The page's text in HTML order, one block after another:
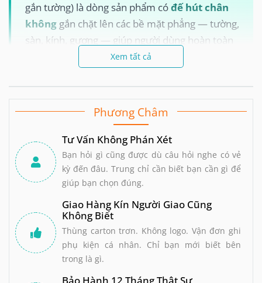
gắn tường) là dòng sản phẩm cóđế hút chân
không gắn chặt lên các bề mặt phẳng — tường,
sàn, kính, gương — giúp người dùng hoàn toàn
, tự do thay đổi tư thế mà không cần
play hands-free, cặp đôi và cộng đồng LGBT+.
TrungDoChoi cung cấp đầy đủ từ loại cơ bản
đến rung thụt tỏa nhiệt cao cấp —
giao kín đáo, tư vấn 0938.771.533
Dùng được trong tắm
Chính hãng
0938.771.533
Xem tất cả
Phương Châm
Tư Vấn Không Phán Xét
Bạn hỏi gì cũng được dù câu hỏi nghe có vẻ
kỳ đến đâu. Trung chỉ cần biết bạn cần gì để
giúp bạn chọn đúng.
Giao Hàng Kín Người Giao Cũng
Không Biết
Thùng carton trơn. Không logo. Vận đơn ghi
phụ kiện cá nhân. Chỉ bạn mới biết bên
trong là gì.